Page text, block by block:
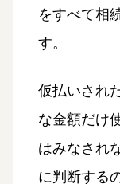
をすべて相
す。
仮払いされ
な金額だけ
はみなされ
に判断する